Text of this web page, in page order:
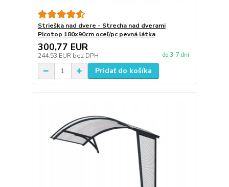
Strieška nad dvere - Strecha nad dverami
Picotop 180x90cm oceľ/pc pevná látka
300,77 EUR
244,53 EUR bez DPH do 3-7 dní
Pridať do košíka